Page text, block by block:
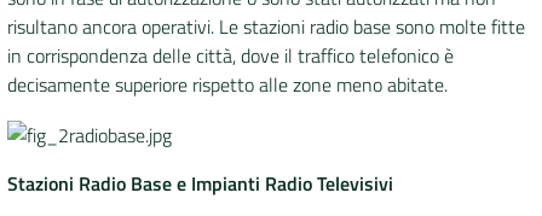
risultano ancora operativi. Le stazioni radio base sono molte fitte
in corrispondenza delle città, dove il traffico telefonico è
decisamente superiore rispetto alle zone meno abitate.
Stazioni Radio Base e Impianti Radio Televisivi